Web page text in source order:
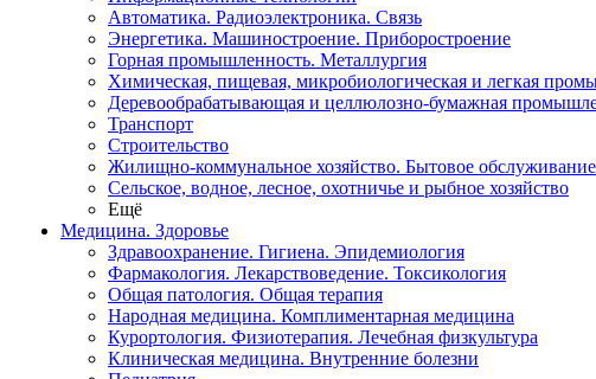
Автоматика. Радиоэлектроника. Связь
Энергетика. Машиностроение. Приборостроение
Горная промышленность. Металлургия
Химическая, пищевая, микробиологическая и легкая
Деревообрабатывающая и целлюлозно-бумажная
Транспорт
Строительство
Жилищно-коммунальное хозяйство. Бытовое
Сельское, водное, лесное, охотничье и рыбное хозяйство
Ещё
Медицина. Здоровье
Здравоохранение. Гигиена. Эпидемиология
Фармакология. Лекарствоведение. Токсикология
Общая патология. Общая терапия
Народная медицина. Комплиментарная медицина
Курортология. Физиотерапия. Лечебная физкультура
Клиническая медицина. Внутренние болезни